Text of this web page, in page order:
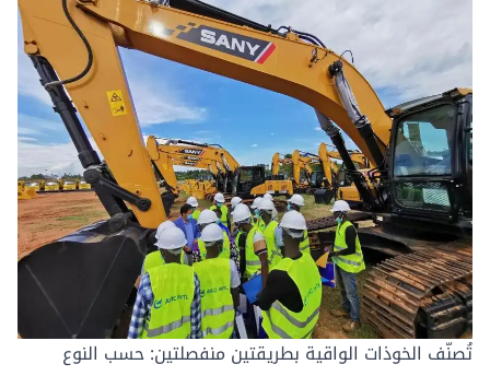
تُصنّف الخوذات الواقية بطريقتين منفصلتين: حسب النوع